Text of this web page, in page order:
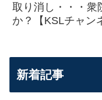
取り消し・・・衆
か？【KSLチャン
新着記事